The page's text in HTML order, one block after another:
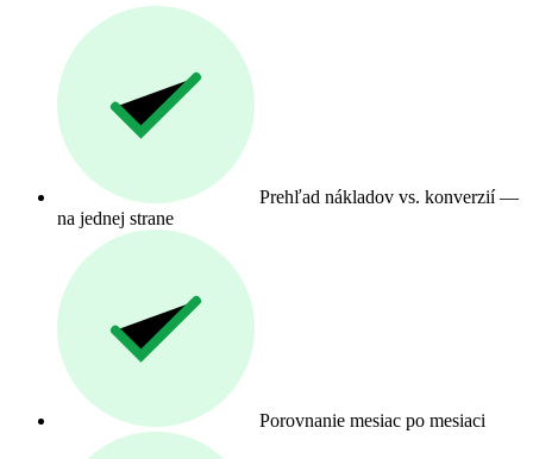
Prehľad nákladov vs. konverzií —
na jednej strane
Porovnanie mesiac po mesiaci